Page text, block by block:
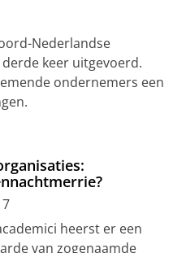
Nederlandse
keer uitgevoerd.
ondernemers een
heerst er een
van zogenaamde